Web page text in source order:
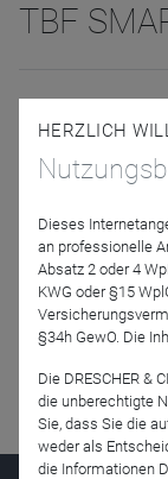
TBF
Jetzt
Zurück
HERZLICH
Dieses
an professionelle
Absatz 2 oder 4
KWG oder §15
§34h GewO. Die
Die DRESCHER &
die unberechtigte
Sie, dass Sie die
weder als
die Informationen